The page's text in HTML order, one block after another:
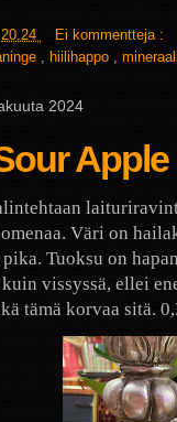
20.24
Ei kommentteja :
hiilihappo mineraali
2024
Apple
Väri on
Tuoksu on
vissyssä, ellei
tämä korvaa sitä.